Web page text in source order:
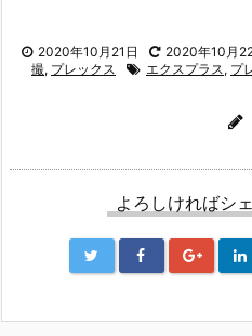
2020年10月21日 2020年10月
撮, プレックス エクスプラス , プ
よろしければシ